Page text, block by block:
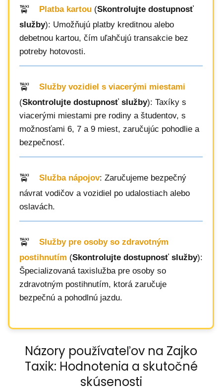
Platba kartou (Skontrolujte dostupnosť
služby): Umožňujú platby kreditnou alebo
debetnou kartou, čím uľahčujú transakcie bez
potreby hotovosti.
Služby vozidiel s viacerými miestami
(Skontrolujte dostupnosť služby): Taxíky s
viacerými miestami pre rodiny a študentov, s
možnosťami 6, 7 a 9 miest, zaručujúc pohodlie a
bezpečnosť.
Služba nápojov: Zaručujeme bezpečný
návrat vodičov a vozidiel po udalostiach alebo
oslavách.
Služby pre osoby so zdravotným
postihnutím (Skontrolujte dostupnosť služby):
Špecializovaná taxislužba pre osoby so
zdravotným postihnutím, ktorá zaručuje
bezpečnú a pohodlnú jazdu.
Názory používateľov na Zajko
Taxik: Hodnotenia a skutočné
skúsenosti